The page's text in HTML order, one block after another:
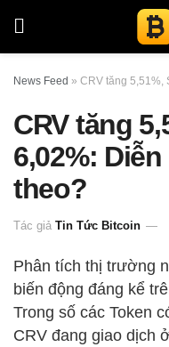
News Feed » CRV tăng 5,51%,
CRV tăng
6,02%:
theo?
Tác giả Tin Tức Bitcoin
Phân tích thị trường
biến động đáng kể
Trong số các Token
CRV đang giao dịch